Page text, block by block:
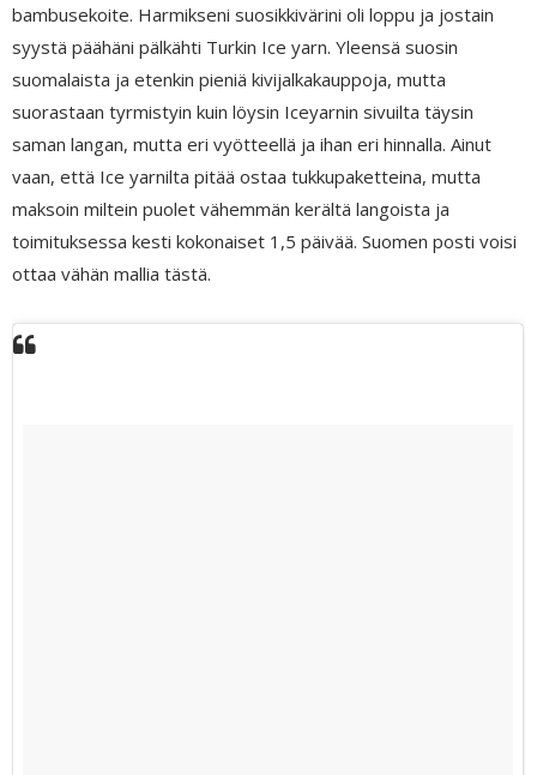
bambusekoite. Harmikseni suosikkivärini oli loppu ja jostain
syystä päähäni pälkähti Turkin Ice yarn. Yleensä suosin
suomalaista ja etenkin pieniä kivijalkakauppoja, mutta
suorastaan tyrmistyin kuin löysin Iceyarnin sivuilta täysin
saman langan, mutta eri vyötteellä ja ihan eri hinnalla. Ainut
vaan, että Ice yarnilta pitää ostaa tukkupaketteina, mutta
maksoin miltein puolet vähemmän kerältä langoista ja
toimituksessa kesti kokonaiset 1,5 päivää. Suomen posti voisi
ottaa vähän mallia tästä.